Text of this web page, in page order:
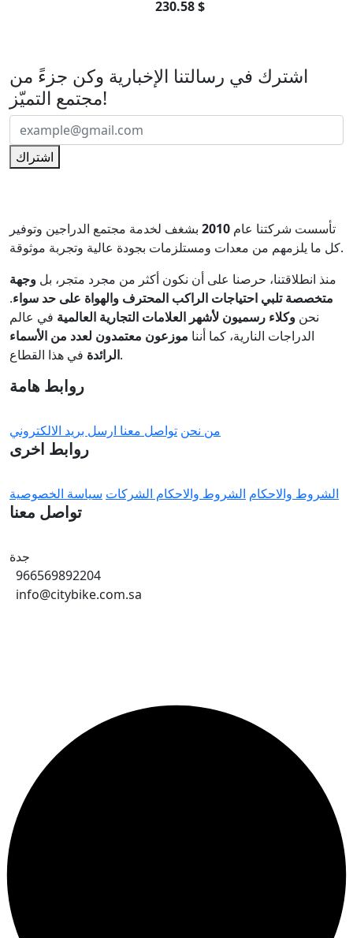
230.58 $
اشترك في رسالتنا الإخبارية وكن جزءً من
مجتمع التميّز!
اشتراك
تأسست شركتنا عام 2010 بشغف لخدمة مجتمع الدراجين وتوفير
كل ما يلزمهم من معدات ومستلزمات بجودة عالية وتجربة موثوقة.
منذ انطلاقتنا، حرصنا على أن نكون أكثر من مجرد متجر، بل وجهة
متخصصة تلبي احتياجات الراكب المحترف والهواة على حد سواء.
نحن وكلاء رسميون لأشهر العلامات التجارية العالمية في عالم
الدراجات النارية، كما أننا موزعون معتمدون لعدد من الأسماء
الرائدةفي هذا القطاع.
روابط هامة
من نحن تواصل معنا ارسل بريد الالكتروني
روابط اخرى
الشروط والاحكام الشروط والاحكام الشركات سياسة الخصوصية
تواصل معنا
جدة
966569892204
info@citybike.com.sa